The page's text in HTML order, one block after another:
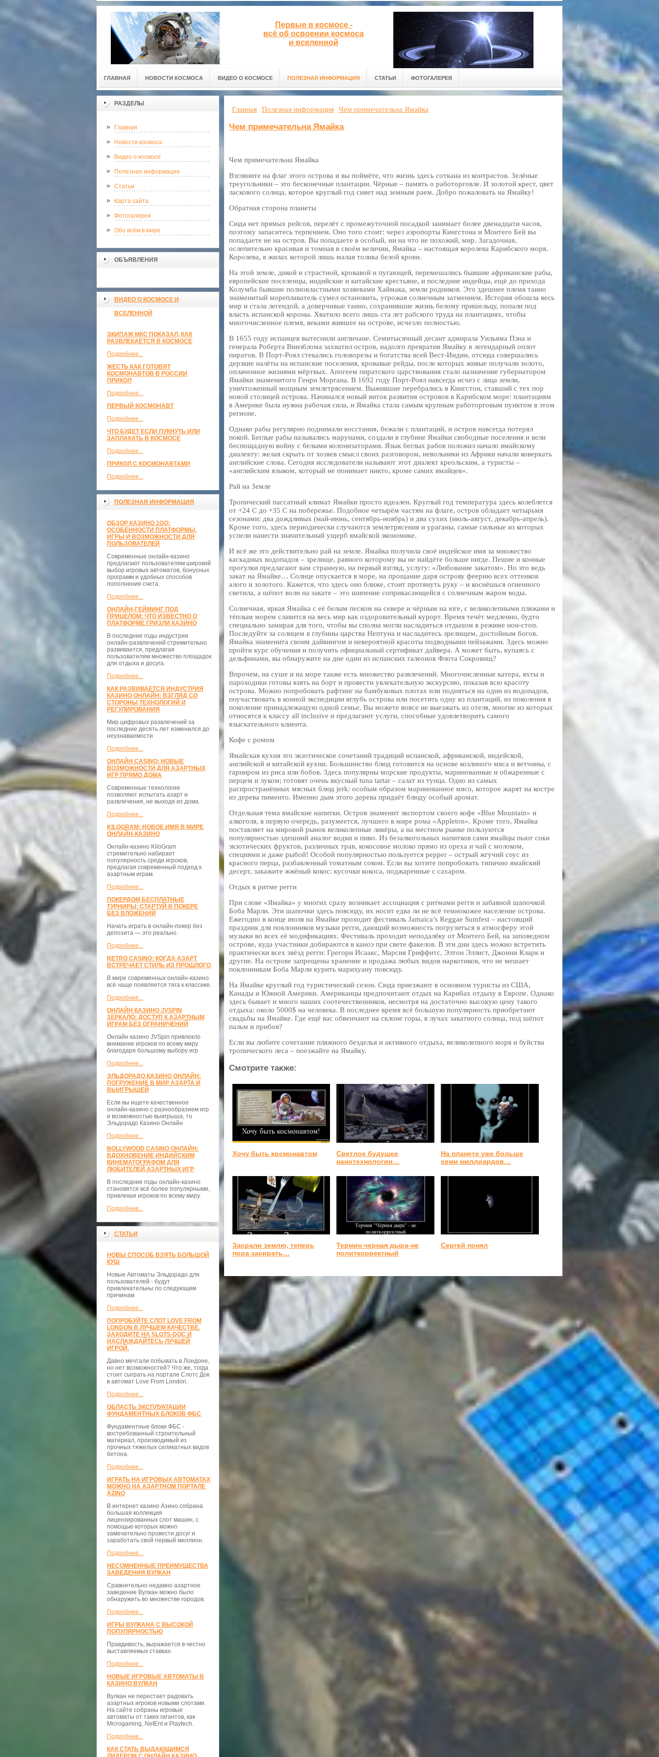
Первые в космосе -
всё об освоении космоса
и вселенной
ГЛАВНАЯ НОВОСТИ КОСМОСА ВИДЕО О КОСМОСЕ ПОЛЕЗНАЯ ИНФОРМАЦИЯ СТАТЬИ ФОТОГАЛЕРЕЯ
РАЗДЕЛЫ
Главная
Новости космоса
Видео о космосе
Полезная информация
Статьи
Карта сайта
Фотогалерея
Обо всём в мире
ОБЪЯВЛЕНИЯ
ВИДЕО О КОСМОСЕ И
ВСЕЛЕННОЙ
ЭКИПАЖ МКС ПОКАЗАЛ, КАК
РАЗВЛЕКАЕТСЯ В КОСМОСЕ
Подробнее...
ЖЕСТЬ КАК ГОТОВЯТ
КОСМОНАВТОВ В РОССИИ
ПРИКОЛ
Подробнее...
ПЕРВЫЙ КОСМОНАВТ
Подробнее...
ЧТО БУДЕТ ЕСЛИ ПУКНУТЬ ИЛИ
ЗАПЛАКАТЬ В КОСМОСЕ
Подробнее...
ПРИКОЛ С КОСМОНАВТАМИ
Подробнее...
ПОЛЕЗНАЯ ИНФОРМАЦИЯ
ОБЗОР КАЗИНО 1GO:
ОСОБЕННОСТИ ПЛАТФОРМЫ,
ИГРЫ И ВОЗМОЖНОСТИ ДЛЯ
ПОЛЬЗОВАТЕЛЕЙ
Современные онлайн-казино
предлагают пользователям широкий
выбор игровых автоматов, бонусных
программ и удобных способов
пополнения счета.
Подробнее...
ОНЛАЙН-ГЕЙМИНГ ПОД
ПРИЦЕЛОМ: ЧТО ИЗВЕСТНО О
ПЛАТФОРМЕ ГРИЗЛИ КАЗИНО
В последние годы индустрия
онлайн-развлечений стремительно
развивается, предлагая
пользователям множество площадок
для отдыха и досуга.
Подробнее...
КАК РАЗВИВАЕТСЯ ИНДУСТРИЯ
КАЗИНО ОНЛАЙН: ВЗГЛЯД СО
СТОРОНЫ ТЕХНОЛОГИЙ И
РЕГУЛИРОВАНИЯ
Мир цифровых развлечений за
последние десять лет изменился до
неузнаваемости
Подробнее...
ОНЛАЙН CASINO: НОВЫЕ
ВОЗМОЖНОСТИ ДЛЯ АЗАРТНЫХ
ИГР ПРЯМО ДОМА
Современные технологии
позволяют испытать азарт и
развлечения, не выходя из дома.
Подробнее...
KILOGRAM: НОВОЕ ИМЯ В МИРЕ
ОНЛАЙН-КАЗИНО
Онлайн-казино KiloGram
стремительно набирает
популярность среди игроков,
предлагая современный подход к
азартным играм.
Подробнее...
ПОКЕРДОМ БЕСПЛАТНЫЕ
ТУРНИРЫ: СТАРТУЙ В ПОКЕРЕ
БЕЗ ВЛОЖЕНИЙ
Начать играть в онлайн-покер без
депозита — это реально.
Подробнее...
RETRO CASINO: КОГДА АЗАРТ
ВСТРЕЧАЕТ СТИЛЬ ИЗ ПРОШЛОГО
В мире современных онлайн-казино
всё чаще появляется тяга к классике.
Подробнее...
ОНЛАЙН КАЗИНО JVSPIN
ЗЕРКАЛО: ДОСТУП К АЗАРТНЫМ
ИГРАМ БЕЗ ОГРАНИЧЕНИЙ
Онлайн казино JVSpin привлекло
внимание игроков по всему миру
благодаря большому выбору игр
Подробнее...
ЭЛЬДОРАДО КАЗИНО ОНЛАЙН:
ПОГРУЖЕНИЕ В МИР АЗАРТА И
ВЫИГРЫШЕЙ
Если вы ищете качественное
онлайн-казино с разнообразием игр
и возможностью выигрыша, то
Эльдорадо Казино Онлайн
Подробнее...
BOLLYWOOD CASINO ОНЛАЙН:
ВДОХНОВЕНИЕ ИНДИЙСКИМ
КИНЕМАТОГРАФОМ ДЛЯ
ЛЮБИТЕЛЕЙ АЗАРТНЫХ ИГР
В последние годы онлайн-казино
становятся всё более популярными,
привлекая игроков по всему миру.
Подробнее...
СТАТЬИ
НОВЫ СПОСОБ ВЗЯТЬ БОЛЬШОЙ
КУШ
Новые Автоматы Эльдорадо для
пользователей - будут
привлекательны по следующим
причинам
Подробнее...
ПОПРОБУЙТЕ СЛОТ LOVE FROM
LONDON В ЛУЧШЕМ КАЧЕСТВЕ.
ЗАХОДИТЕ НА SLOTS-DOC И
НАСЛАЖДАЙТЕСЬ ЛУЧШЕЙ
ИГРОЙ.
Давно мечтали побывать в Лондоне,
но нет возможностей? Что же, тогда
стоит сыграть на портале Слотс Док
в автомат Love From London.
Подробнее...
ОБЛАСТЬ ЭКСПЛУАТАЦИИ
ФУНДАМЕНТНЫХ БЛОКОВ ФБС
Фундаментные блоки ФБС -
востребованный строительный
материал, производимый из
прочных тяжелых силикатных видов
бетона.
Подробнее...
ИГРАТЬ НА ИГРОВЫХ АВТОМАТАХ
МОЖНО НА АЗАРТНОМ ПОРТАЛЕ
AZINO
В интернет казино Азино собрана
большая коллекция
лицензированных слот машин, с
помощью которых можно
замечательно провести досуг и
заработать свой первый миллион.
Подробнее...
НЕСОМНЕННЫЕ ПРЕИМУЩЕСТВА
ЗАВЕДЕНИЯ ВУЛКАН
Сравнительно недавно азартное
заведение Вулкан можно было
обнаружить во множестве городов.
Подробнее...
ИГРЫ ВУЛКАНА С ВЫСОКОЙ
ПОПУЛЯРНОСТЬЮ
Правдивость, выражается в честно
выставляемых ставках.
Подробнее...
НОВЫЕ ИГРОВЫЕ АВТОМАТЫ В
КАЗИНО ВУЛКАН
Вулкан не перестает радовать
азартных игроков новыми слотами.
На сайте собраны игровые
автоматы от таких гигантов, как
Microgaming, NetEnt и Playtech.
Подробнее...
КАК СТАТЬ ВЫДАЮЩИМСЯ
Главная Полезная информация Чем примечательна Ямайка
Чем примечательна Ямайка
Чем примечательна Ямайка
Взгляните на флаг этого острова и вы поймёте, что жизнь здесь соткана из контрастов. Зелёные
треугольники – это бесконечные плантации. Чёрные – память о работорговле. И золотой крест, цвет
ласкового солнца, которое круглый год сияет над земным раем. Добро пожаловать на Ямайку!
Обратная сторона планеты
Сюда нет прямых рейсов, перелёт с промежуточной посадкой занимает более двенадцати часов,
поэтому запаситесь терпением. Оно того стоит: через аэропорты Кингстона и Монтего Бей вы
попадаете не на остров. Вы попадаете в особый, ни на что не похожий, мир. Загадочная,
ослепительно красивая и томная в своём величии, Ямайка – настоящая королева Карибского моря.
Королева, в жилах которой лишь малая толика белой крови.
На этой земле, дикой и страстной, кровавой и пугающей, перемешались бывшие африканские рабы,
европейские поселенцы, индийские и китайские крестьяне, и последние индейцы, ещё до прихода
Колумба бывшие полновластными хозяевами Хаймака, земли родников. Это здешнее племя таино
знаменитый мореплаватель сумел остановить, угрожая солнечным затмением. История обошла весь
мир и стала легендой, а доверчивые таино, сохранившие жизнь белому пришельцу, попали под
власть испанской короны. Хватило всего лишь ста лет рабского труда на плантациях, чтобы
многочисленное племя, веками жившее на острове, исчезло полностью.
В 1655 году испанцев вытеснили англичане. Семитысячный десант адмирала Уильяма Пэна и
генерала Роберта Винэблома захватил остров, надолго превратив Ямайку в легендарный оплот
пиратов. В Порт-Роял стекались головорезы и богатства всей Вест-Индии, отсюда совершались
дерзкие налёты на испанские поселения, кровавые рейды, после которых живые получали золото,
оплаченное жизнями мёртвых. Апогеем пиратского царствования стало назначение губернатором
Ямайки знаменитого Генри Моргана. В 1692 году Порт-Роял навсегда исчез с лица земли,
уничтоженный мощным землетрясением. Выжившие перебрались в Кингстон, ставший с тех пор
новой столицей острова. Начинался новый виток развития островов в Карибском море: плантациям
в Америке была нужна рабочая сила, и Ямайка стала самым крупным работорговым пунктом в этом
регионе.
Однако рабы регулярно поднимали восстания, бежали с плантаций, и остров навсегда потерял
покой. Беглые рабы назывались марунами, создали в глубине Ямайки свободные поселения и вели
беспощадную войну с белыми колонизаторами. Язык беглых рабов положил начало ямайскому
диалекту: желая скрыть от хозяев смысл своих разговором, невольники из Африки начали коверкать
английские слова. Сегодня исследователи называют этот диалект креольским, а туристы –
«английским языком, который не понимает никто, кроме самих ямайцев».
Рай на Земле
Тропический пассатный климат Ямайки просто идеален. Круглый год температура здесь колеблется
от +24 C до +35 C на побережье. Подобное четырём частям на флаге, остров обладает четырьмя
сезонами: два дождливых (май-июнь, сентябрь-ноябрь) и два сухих (июль-август, декабрь-апрель).
Кроме того, здесь периодически случаются землетрясения и ураганы, самые сильные из которых
успели нанести значительный ущерб ямайской экономике.
И всё же это действительно рай на земле. Ямайка получила своё индейское имя за множество
каскадных водопадов – зрелище, равного которому вы не найдёте больше нигде. Пешие и конные
прогулки предлагают вам странную, на первый взгляд, услугу: «Любование закатом». Но это ведь
закат на Ямайке… Солнце опускается в море, на прощание даря острову феерию всех оттенков
алого и золотого. Кажется, что здесь оно ближе, стоит протянуть руку – и коснёшься огненного
светила, а шёпот волн на закате – это шипение соприкасающейся с солнечным жаром воды.
Солнечная, яркая Ямайка с её белым песком на севере и чёрным на юге, с великолепными пляжами и
тёплым морем славится на весь мир как оздоровительный курорт. Время течёт медленно, будто
специально замирая для того, чтобы вы сполна могли насладиться отдыхом в режиме нон-стоп.
Последуйте за солнцем в глубины царства Нептуна и насладитесь зрелищем, достойным богов.
Ямайка знаменита своим дайвингом и невероятной красоты подводными пейзажами. Здесь можно
пройти курс обучения и получить официальный сертификат дайвера. А может быть, купаясь с
дельфинами, вы обнаружите на дне один из испанских галеонов Флота Сокровищ?
Впрочем, на суше и на море также есть множество развлечений. Многочисленные катера, яхты и
пароходики готовы взять на борт и провести увлекательную экскурсию, показав всю красоту
острова. Можно попробовать рафтинг на бамбуковых плотах или подняться на один из водопадов,
поучаствовать в конной экспедиции вглубь острова или посетить одну из плантаций, из поколения в
поколение принадлежащую одной семье. Вы можете вовсе не выезжать из отеля, многие из которых
относятся к классу all inclusive и предлагают услуги, способные удовлетворить самого
взыскательного клиента.
Кофе с ромом
Ямайская кухня это экзотическое сочетаний традиций испанской, африканской, индейской,
английской и китайской кухни. Большинство блюд готовится на основе козлиного мяса и ветчины, с
гарниром из риса или бобов. Здесь популярны морские продукты, маринованные и обжаренные с
перцем и луком; готовят очень вкусный tuna tartar – салат из тунца. Одно из самых
распространённых мясных блюд jerk: особым образом маринованное мясо, которое жарят на костре
из дерева пименто. Именно дым этого дерева придаёт блюду особый аромат.
Отдельная тема ямайские напитки. Остров знаменит экспортом своего кофе «Blue Mountain» и
алкоголя, в первую очередь, разумеется, лучшего в мире рома «Appleton». Кроме того, Ямайка
поставляет на мировой рынок великолепные ликёры, а на местном рынке пользуются
популярностью здешний аналог водки и пиво. Из безалкогольных напитков сами ямайцы пьют соки
экзотических фруктов, различных трав, кокосовое молоко прямо из ореха и чай с молоком,
специями и даже рыбой! Особой популярностью пользуется pepper – острый жгучий соус из
красного перца, разбавленный томатным соком. Если вы хотите попробовать типично ямайский
десерт, закажите жжёный кокос: кусочки кокоса, поджаренные с сахаром.
Отдых в ритме регги
При слове «Ямайка» у многих сразу возникает ассоциация с ритмами регги и забавной шапочкой
Боба Марли. Эти шапочки здесь повсюду, их носит едва ли не всё темнокожее население острова.
Ежегодно в конце июля на Ямайке проходит фестиваль Jamaica’s Reggae Sumfest – настоящий
праздник для поклонников музыки регги, дающий возможность погрузиться в атмосферу этой
музыки во всех её модификациях. Фестиваль проходит неподалёку от Монтего Бей, на заповедном
острове, куда участники добираются в каноэ при свете факелов. В эти дни здесь можно встретить
практически всех звёзд регги: Грегори Исаакс, Марсия Гриффитс, Элтон Эллист, Джонни Кларк и
другие. На острове запрещены хранение и продажа любых видов наркотиков, что не мешает
поклонникам Боба Марли курить марихуану повсюду.
На Ямайке круглый год туристический сезон. Сюда приезжают в основном туристы из США,
Канады и Южной Америки. Американцы предпочитают отдых на Карибах отдыху в Европе. Однако
здесь бывает и много наших соотечественников, несмотря на достаточно высокую цену такого
отдыха: около 5000$ на человека. В последнее время всё большую популярность приобретают
свадьбы на Ямайке. Где ещё вас обвенчают на склоне горы, в лучах закатного солнца, под шёпот
пальм и прибоя?
Если вы любите сочетание пляжного безделья и активного отдыха, великолепного моря и буйства
тропического леса – поезжайте на Ямайку.
Смотрите также:
Хочу быть космонавтом
Светлое будущее
нанотехнологии…
На планете уже больше
семи миллиардов…
Засрали землю, теперь
пора засирать…
Термин черная дыра-не
политкорректный
Сергей понял